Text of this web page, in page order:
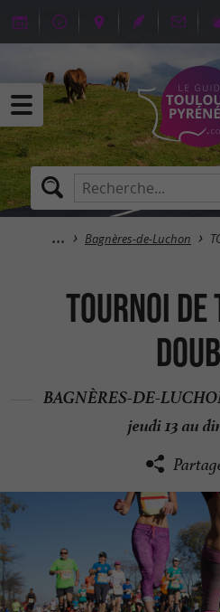
Bagnères-de-Luchon
TOURNOI DE
BAGNÈRES-DE-
jeudi 13 au